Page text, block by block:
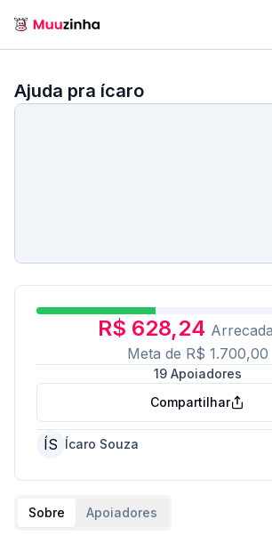
Ajuda pra ícaro
R$ 628,24
Meta de R$ 1.700,00
19Apoiadores
Compartilhar
ÍS Ícaro Souza
Sobre Apoiadores